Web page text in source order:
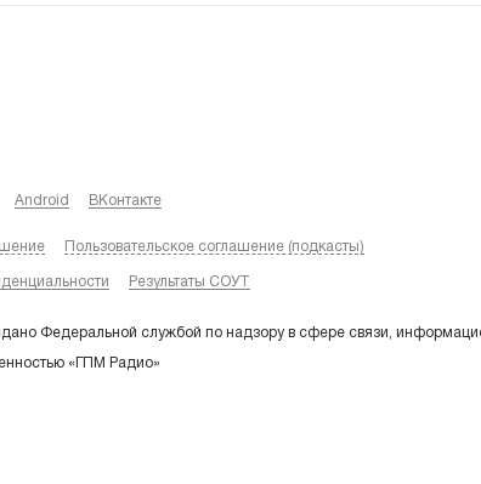
Android ВКонтакте
Пользовательское соглашение (подкасты)
Результаты СОУТ
Федеральной службой по надзору в сфере связи,
«ГПМ Радио»